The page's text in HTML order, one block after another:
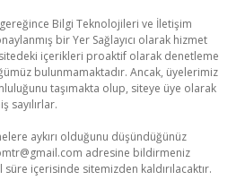
gereğince Bilgi Teknolojileri ve İletişim
bir Yer Sağlayıcı olarak hizmet
içerikleri proaktif olarak denetleme
bulunmamaktadır. Ancak, üyelerimiz
taşımakta olup, siteye üye olarak
sayılırlar.
aykırı olduğunu düşündüğünüz
adresine bildirmeniz
içerisinde sitemizden kaldırılacaktır.